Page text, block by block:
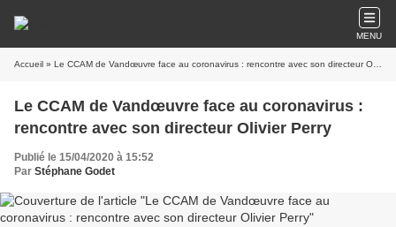
MENU
Accueil » Le CCAM de Vandœuvre face au coronavirus : rencontre avec son directeur Olivier Perry
Le CCAM de Vandœuvre face au coronavirus :
rencontre avec son directeur Olivier Perry
Publié le 15/04/2020 à 15:52
Par Stéphane Godet